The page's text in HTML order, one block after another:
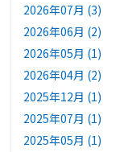
2026年07月 (3)
2026年06月 (2)
2026年05月 (1)
2026年04月 (2)
2025年12月 (1)
2025年07月 (1)
2025年05月 (1)